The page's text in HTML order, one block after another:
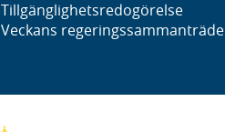
Tillgänglighetsredogörelse
Veckans regeringssammanträde